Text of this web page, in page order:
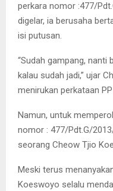
perkara nomor :477/
digelar, ia berusaha
isi putusan.
“Sudah gampang, nanti
kalau sudah jadi,” ujar
menirukan perkataan
Namun, untuk
nomor : 477/Pdt.G/
seorang Cheow Tjio
Meski terus
Koeswoyo selalu